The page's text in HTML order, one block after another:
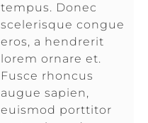
tempus. Donec
scelerisque congue
eros, a hendrerit
lorem ornare et.
Fusce rhoncus
augue sapien,
euismod porttitor